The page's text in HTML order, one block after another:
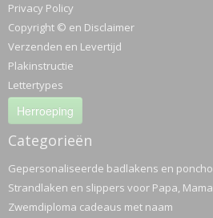
Privacy Policy
Copyright © en Disclaimer
Verzenden en Levertijd
Plakinstructie
Lettertypes
Herroeping
Categorieën
Gepersonaliseerde badlakens en
Strandlaken en slippers voor Papa,
Zwemdiploma cadeaus met naam